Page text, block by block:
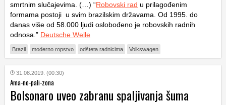
smrtnim slučajevima. (…) “Robovski rad u prilagođenim
formama postoji u svim brazilskim državama. Od 1995. do
danas više od 58.000 ljudi oslobođeno je robovskih radnih
odnosa.” Deutsche Welle
Brazil moderno ropstvo odšteta radnicima Volkswagen
31.08.2019. (00:30)
Ama-ne-pali-zona
Bolsonaro uveo zabranu spaljivanja šuma